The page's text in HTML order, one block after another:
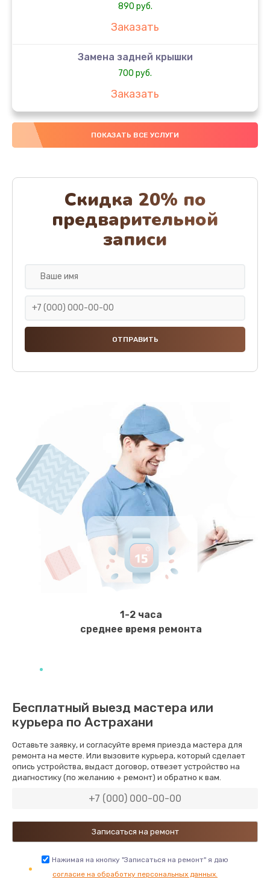
890 руб.
Заказать
Замена задней крышки
700 руб.
Заказать
Комплексная чистка
900 руб.
Замена стекла
1100 руб.
Заказать
Замена разъема питания
600 руб.
600 руб.
Заказать
Ремонт мультиконтроллера
1000 руб.
Заказать
Замена кнопки включения
800 руб.
Заказать
1600 руб.
Заказать
Замена материнской платы
1330 руб.
Заказать
Замена Wi-Fi
Заказать
Ремонт цепи питания
2200 руб.
ПОКАЗАТЬ ВСЕ УСЛУГИ
Скидка 20% по
предварительной
записи
1-2 часа
среднее время ремонта
Бесплатный выезд мастера или
курьера по Астрахани
Оставьте заявку, и согласуйте время приезда мастера для
ремонта на месте. Или вызовите курьера, который сделает
опись устройства, выдаст договор, отвезет устройство на
диагностику (по желанию + ремонт) и обратно к вам.
Нажимая на кнопку "Записаться на ремонт" я даю
согласие на обработку персональных данных.